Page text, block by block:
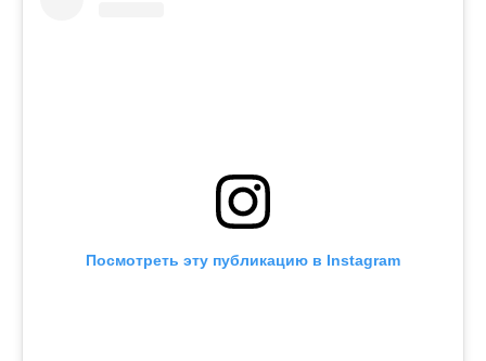
Посмотреть эту публикацию в Instagram